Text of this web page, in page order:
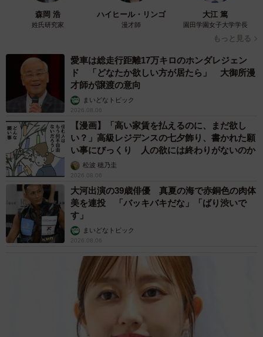
森岡 浩
姓氏研究家
ハイヒール・リンゴ
漫才師
大江 篤
園田学園女子大学学長
もっと見る
愛車は総走行距離17万キロのホンダレジェン
ド 「どなたか欲しい方が居たら」 大御所漫
才師が譲渡の意向
まいどなトピック
2026.08.06
【漫画】「高い家賃を払えるのに、まだ欲し
い？」高級レジデンスの七夕飾り、書かれた願
い事にびっくり 人の欲には終わりがないのか
松波 穂乃圭
2026.08.06
大河出演の39歳俳優 真夏の海で赤銅色の肉体
美を連投 「バッキバキだな」「ばり渋いで
す」
まいどなトピック
2026.08.06